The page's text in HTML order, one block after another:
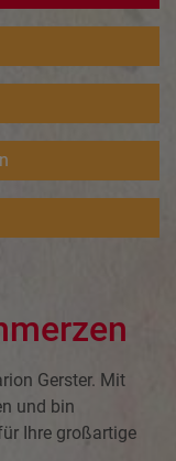
Gerster. Mit
und bin
Ihre großartige